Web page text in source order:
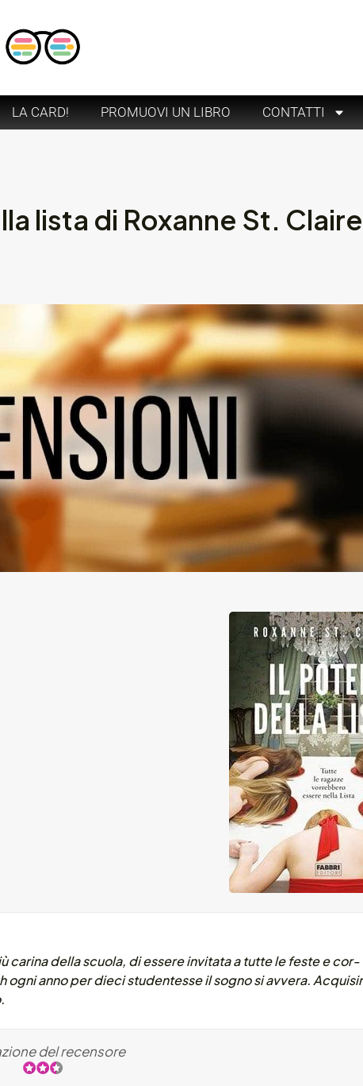
LA CARD! PROMUOVI UN LIBRO CONTATTI
lista di Roxanne St. Claire
carina della scuola, di essere invitata a tutte le feste e cor-
ogni anno per dieci studentesse il sogno si avvera.
del recensore